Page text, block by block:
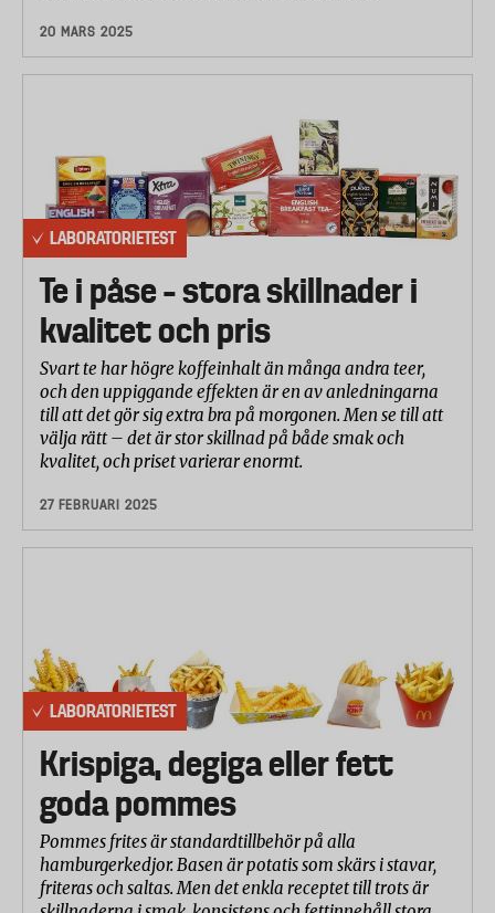
20 MARS 2025
LABORATORIETEST
Te i påse – stora skillnader i
kvalitet och pris
Svart te har högre koffeinhalt än många andra teer,
och den uppiggande effekten är en av anledningarna
till att det gör sig extra bra på morgonen. Men se till att
välja rätt – det är stor skillnad på både smak och
kvalitet, och priset varierar enormt.
27 FEBRUARI 2025
LABORATORIETEST
Krispiga, degiga eller fett
goda pommes
Pommes frites är standardtillbehör på alla
hamburgerkedjor. Basen är potatis som skärs i stavar,
friteras och saltas. Men det enkla receptet till trots är